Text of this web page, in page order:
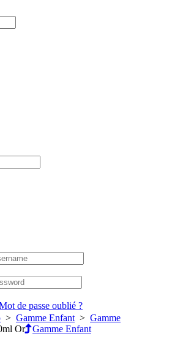
de passe oublié ?
> Gamme Enfant > Gamme
Or Gamme Enfant